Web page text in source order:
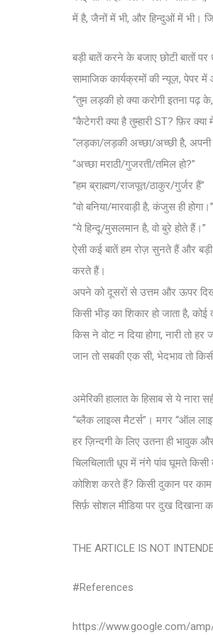
में है, जैनों में भी, और हिन्दुओं में भी।
बड़ी बातें करने के बजाए छोटी बातों
सामाजिक कार्यक्रमों की न्यूज़, पेपर
“तुम लड़की हो क्या करोगी इतना पढ़
“कैटेगरी क्या है तुम्हारी ST? फ़िर
“लड़का/लड़की अच्छा/अच्छी है, अपनी
“अच्छा मराठी/गुजरती/तमिल हो?”
“हम ब्राह्मण/राजपूत/ठाकुर/गुर्जर हैं”
“वो बनिया/मारवाड़ी है, कंजुस ही होगा।”
“ये हिन्दू/मुसलमान है, वो बुरे होते हैं।”
ऐसी कई बातें हम रोज़ सुनते हैं और
करते हैं।
अपने को दूसरों से उत्तम और ऊपर
किसी भीड़ का शिकार हो जाता है,
किस ने वोट न दिया होगा, नारी
जान तो सबकी एक सी, भेदभाव तो
अमेरिकी हालात के हिसाब से ये नारा
“ब्लैक लाइव्स मैटर्स”। मगर “ऑल
हर ज़िन्दगी के लिए उतना ही भावुक
चिलचिलाती धूप में नंगे पांव घूमते
कोशिश करते हैं? किसी दुकान पर
सिर्फ़ सोशल मीडिया पर दुख दिखाना
THE ARTICLE IS NOT
#References
https://www.google.com/